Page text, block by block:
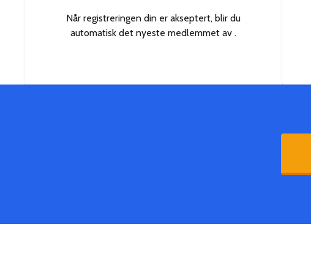
Når registreringen din er akseptert, blir du
automatisk det nyeste medlemmet av .